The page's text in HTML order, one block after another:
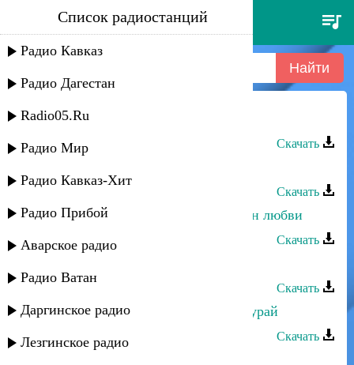
талисман - гуьлсенем
Список радиостанций
Радио Кавказ
Радио Дагестан
Radio05.Ru
Радио Мир
Радио Кавказ-Хит
Радио Прибой
Аварское радио
Радио Ватан
Даргинское радио
Лезгинское радио
Талисман - Гуьлсенем
Скачать
Скачать
Апанди Исмаилгаджиев - Талисман любви
Скачать
Скачать
Талисман - Руш ви чIанда туп акъурай
Скачать